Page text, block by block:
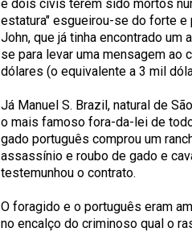
e dois civis terem sido mortos
estatura" esgueirou-se do forte e
John, que já tinha encontrado
se para levar uma mensagem ao
dólares (o equivalente a 3 mil
Já Manuel S. Brazil, natural de
o mais famoso fora-da-lei de
gado português comprou um
assassínio e roubo de gado e
testemunhou o contrato.
O foragido e o português eram
no encalço do criminoso qual o